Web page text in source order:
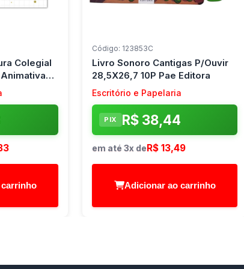
Colegial
Código: 123853C
Livro Sonoro Cantigas P/Ouvir
28,5X26,7 10P Pae Editora
Escritório e Papelaria
PIX R$ 38,44
em até 3x deR$ 13,49
Adicionar ao carrinho